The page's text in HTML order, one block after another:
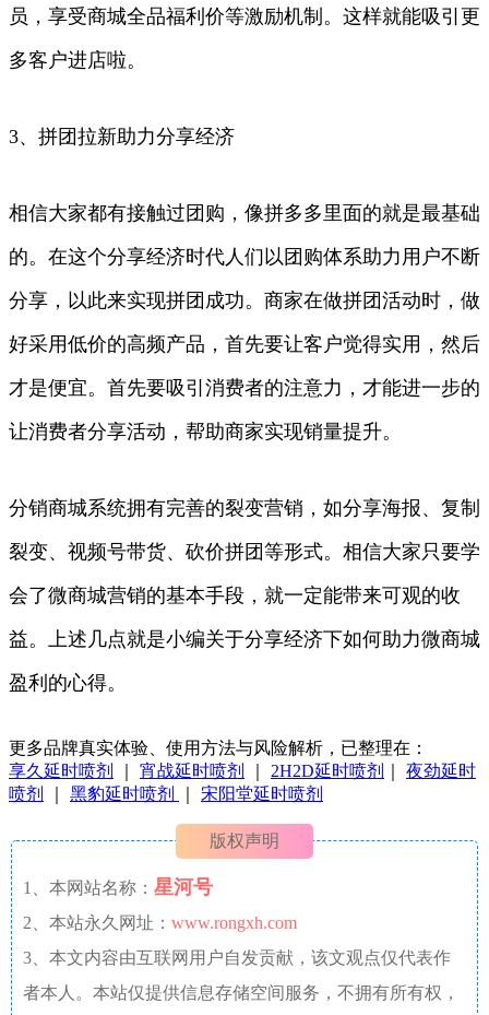
员，享受商城全品福利价等激励机制。这样就能吸引更
多客户进店啦。
3、拼团拉新助力分享经济
相信大家都有接触过团购，像拼多多里面的就是最基础
的。在这个分享经济时代人们以团购体系助力用户不断
分享，以此来实现拼团成功。商家在做拼团活动时，做
好采用低价的高频产品，首先要让客户觉得实用，然后
才是便宜。首先要吸引消费者的注意力，才能进一步的
让消费者分享活动，帮助商家实现销量提升。
分销商城系统拥有完善的裂变营销，如分享海报、复制
裂变、视频号带货、砍价拼团等形式。相信大家只要学
会了微商城营销的基本手段，就一定能带来可观的收
益。上述几点就是小编关于分享经济下如何助力微商城
盈利的心得。
更多品牌真实体验、使用方法与风险解析，已整理在：
享久延时喷剂
宵战延时喷剂 2H2D延时喷剂
夜劲延时
喷剂
黑豹延时喷剂 宋阳堂延时喷剂
版权声明
1、本网站名称： 星河号
2、本站永久网址： www.rongxh.com
3、本文内容由互联网用户自发贡献，该文观点仅代表作
者本人。本站仅提供信息存储空间服务，不拥有所有权，